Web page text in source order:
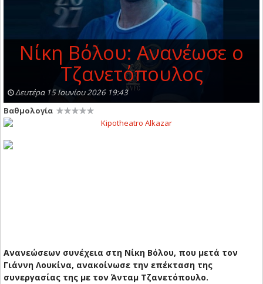
Νίκη Βόλου: Ανανέωσε ο
Τζανετόπουλος
Δευτέρα 15 Ιουνίου 2026 19:43
Βαθμολογία
Ανανεώσεων συνέχεια στη Νίκη Βόλου, που μετά τον
Γιάννη Λουκίνα, ανακοίνωσε την επέκταση της
συνεργασίας της με τον Άνταμ Τζανετόπουλο.